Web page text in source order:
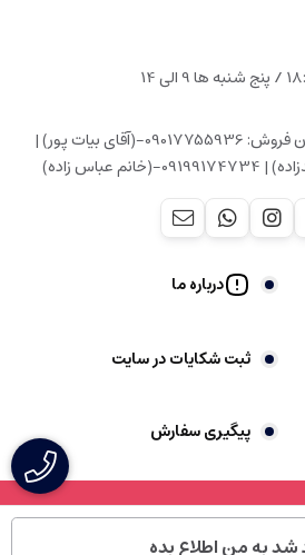
شد به من اطلاع بده
کارشناسان فروش: 09017755936-(آقای بیات پور) |
درباره ما
ثبت شکایات در سایت
پیگیری سفارش